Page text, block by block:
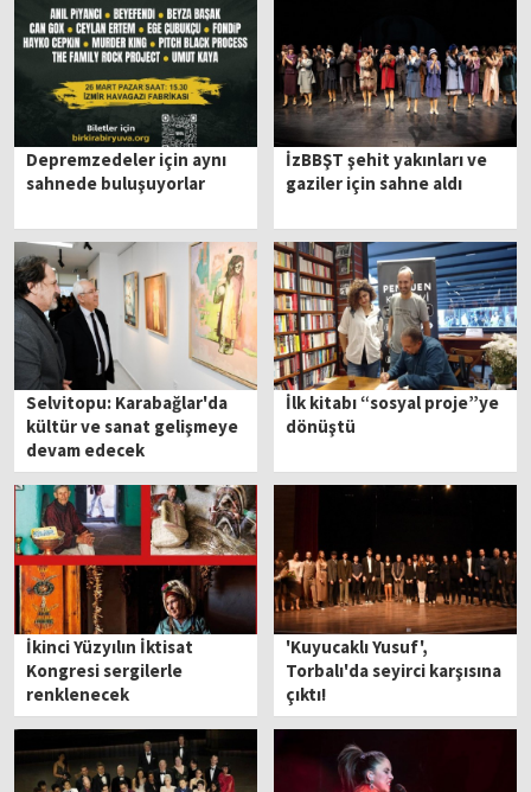
Depremzedeler için aynı
sahnede buluşuyorlar
İzBBŞT şehit yakınları ve
gaziler için sahne aldı
Selvitopu: Karabağlar'da
kültür ve sanat gelişmeye
devam edecek
İlk kitabı “sosyal proje”ye
dönüştü
İkinci Yüzyılın İktisat
Kongresi sergilerle
renklenecek
'Kuyucaklı Yusuf',
Torbalı'da seyirci karşısına
çıktı!